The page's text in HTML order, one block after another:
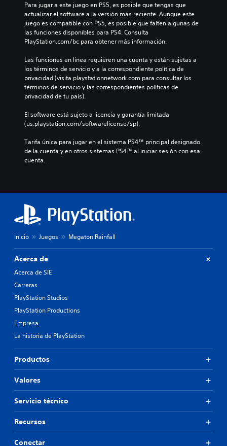
Para jugar a este juego en PS5, es posible que tengas que
actualizar el software a la versión más reciente. Aunque este
juego es compatible con PS5, es posible que falten algunas de
las funciones disponibles para PS4. Consulta
PlayStation.com/bc para obtener más información.
Las funciones en línea requieren una cuenta y están sujetas a
los términos de servicio y a la correspondiente política de
privacidad (visita playstationnetwork.com para consultar los
términos de servicio y las correspondientes políticas de
privacidad de tu país).
El software está sujeto a licencia y garantía limitada
(us.playstation.com/softwarelicense/sp).
Tarifa única para jugar en el sistema PS4™ principal designado
de la cuenta y en otros sistemas PS4™ al iniciar sesión con esa
cuenta.
Inicio Juegos Megaton Rainfall
Acerca de
Acerca de SIE
Carreras
PlayStation Studios
PlayStation Productions
Empresa
La historia de PlayStation
Productos
Valores
Servicio técnico
Recursos
Conectar